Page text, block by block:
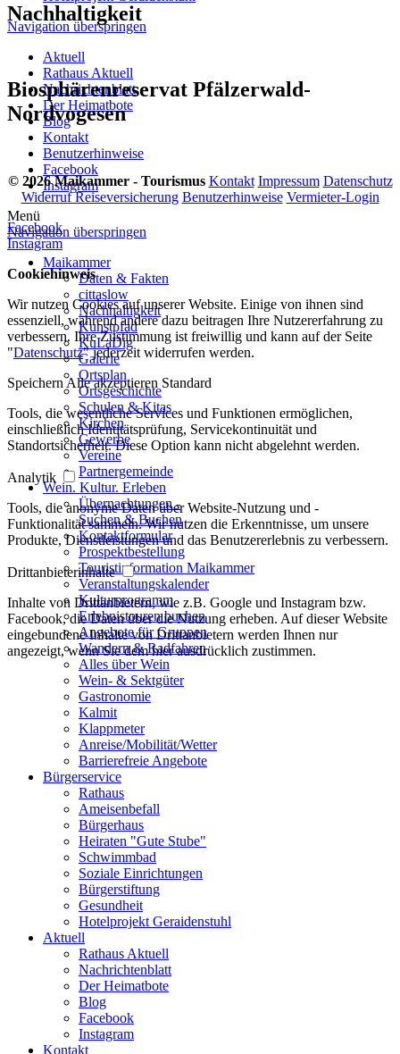
Navigation überspringen
Aktuell
Rathaus Aktuell
Nachrichtenblatt
Der Heimatbote
Blog
Kontakt
Benutzerhinweise
Facebook
Instagram
Menü
Navigation überspringen
Maikammer
Daten & Fakten
cittaslow
Nachhaltigkeit
Kunstpfad
KuLaDig
Galerie
Ortsplan
Ortsgeschichte
Schulen & Kitas
Kirchen
Gewerbe
Vereine
Partnergemeinde
Wein. Kultur. Erleben
Übernachtungen -
Suchen & Buchen
Kontaktformular
Prospektbestellung
Touristinformation Maikammer
Veranstaltungskalender
Kulturprogramm
Erlebnistouren buchen
Angebote für Gruppen
Wandern & Radfahren
Alles über Wein
Wein- & Sektgüter
Gastronomie
Kalmit
Klappmeter
Anreise/Mobilität/Wetter
Barrierefreie Angebote
Bürgerservice
Rathaus
Ameisenbefall
Bürgerhaus
Heiraten "Gute Stube"
Schwimmbad
Soziale Einrichtungen
Bürgerstiftung
Gesundheit
Hotelprojekt Geraidenstuhl
Aktuell
Rathaus Aktuell
Nachrichtenblatt
Der Heimatbote
Blog
Facebook
Instagram
Kontakt
Nachhaltigkeit
Biosphärenreservat Pfälzerwald-
Nordvogesen
© 2026 Maikammer - Tourismus Kontakt Impressum Datenschutz
Widerruf Reiseversicherung Benutzerhinweise Vermieter-Login
Facebook
Instagram
Cookiehinweis
Wir nutzen Cookies auf unserer Website. Einige von ihnen sind
essenziell, während andere dazu beitragen Ihre Nutzererfahrung zu
verbessern. Ihre Zustimmung ist freiwillig und kann auf der Seite
"Datenschutz" jederzeit widerrufen werden.
SpeichernAlle akzeptieren Standard
Tools, die wesentliche Services und Funktionen ermöglichen,
einschließlich Identitätsprüfung, Servicekontinuität und
Standortsicherheit. Diese Option kann nicht abgelehnt werden.
Analytik
Tools, die anonyme Daten über Website-Nutzung und -
Funktionalität sammeln. Wir nutzen die Erkenntnisse, um unsere
Produkte, Dienstleistungen und das Benutzererlebnis zu verbessern.
Drittanbieterinhalte
Inhalte von Drittanbietern, wie z.B. Google und Instagram bzw.
Facebook, die Daten über die Nutzung erheben. Auf dieser Website
eingebundene Inhalte von Drittanbietern werden Ihnen nur
angezeigt, wenn Sie dem hier ausdrücklich zustimmen.